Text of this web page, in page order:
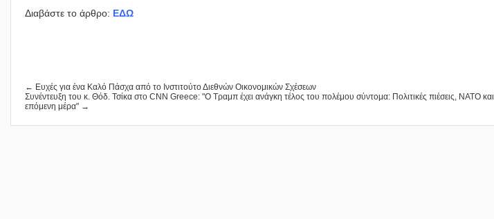
Διαβάστε το άρθρο: ΕΔΩ
← Ευχές για ένα Kαλό Πάσχα από το Ινστιτούτο Διεθνών Οικονομικών Σχέσεων
Συνέντευξη του κ. Θόδ. Τσίκα στο CNN Greece: "Ο Τραμπ έχει ανάγκη τέλος του πολέμου σύντομα: Πολιτικές πιέσεις, ΝΑΤΟ και
επόμενη μέρα" →